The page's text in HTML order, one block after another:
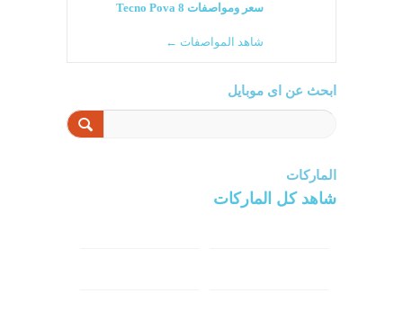
سعر ومواصفات Tecno Pova 8
شاهد المواصفات ←
ابحث عن اى موبايل
الماركات
شاهد كل الماركات